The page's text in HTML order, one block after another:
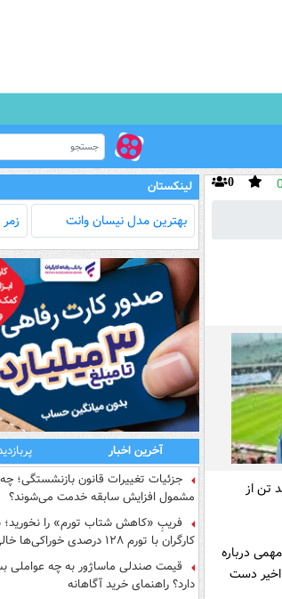
0 0
تن از
درباره
اخیر دست
لینکستان
بهترین مدل‌ نیسان وانت زمر
آخرین اخبار
جزئیات تغییرات قانون بازنشستگی؛
مشمول افزایش سابقه خدمت می‌شوند؟
فریبِ «کاهش شتاب تورم» را
کارگران با تورم ۱۲۸ درصدی خوراکی‌ها خالی شد!
قیمت صندلی ماساژور به چه عواملی
دارد؟ راهنمای خرید آگاهانه